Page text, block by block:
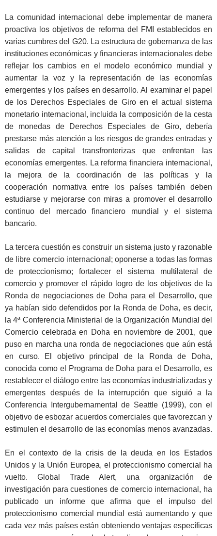
La comunidad internacional debe implementar de manera
proactiva los objetivos de reforma del FMI establecidos en
varias cumbres del G20. La estructura de gobernanza de las
instituciones económicas y financieras internacionales debe
reflejar los cambios en el modelo económico mundial y
aumentar la voz y la representación de las economías
emergentes y los países en desarrollo. Al examinar el papel
de los Derechos Especiales de Giro en el actual sistema
monetario internacional, incluida la composición de la cesta
de monedas de Derechos Especiales de Giro, debería
prestarse más atención a los riesgos de grandes entradas y
salidas de capital transfronterizas que enfrentan las
economías emergentes. La reforma financiera internacional,
la mejora de la coordinación de las políticas y la
cooperación normativa entre los países también deben
estudiarse y mejorarse con miras a promover el desarrollo
continuo del mercado financiero mundial y el sistema
bancario.
La tercera cuestión es construir un sistema justo y razonable
de libre comercio internacional; oponerse a todas las formas
de proteccionismo; fortalecer el sistema multilateral de
comercio y promover el rápido logro de los objetivos de la
Ronda de negociaciones de Doha para el Desarrollo, que
ya habían sido defendidos por la Ronda de Doha, es decir,
la 4ª Conferencia Ministerial de la Organización Mundial del
Comercio celebrada en Doha en noviembre de 2001, que
puso en marcha una ronda de negociaciones que aún está
en curso. El objetivo principal de la Ronda de Doha,
conocida como el Programa de Doha para el Desarrollo, es
restablecer el diálogo entre las economías industrializadas y
emergentes después de la interrupción que siguió a la
Conferencia Intergubernamental de Seattle (1999), con el
objetivo de esbozar acuerdos comerciales que favorezcan y
estimulen el desarrollo de las economías menos avanzadas.
En el contexto de la crisis de la deuda en los Estados
Unidos y la Unión Europea, el proteccionismo comercial ha
vuelto. Global Trade Alert, una organización de
investigación para cuestiones de comercio internacional, ha
publicado un informe que afirma que el impulso del
proteccionismo comercial mundial está aumentando y que
cada vez más países están obteniendo ventajas específicas